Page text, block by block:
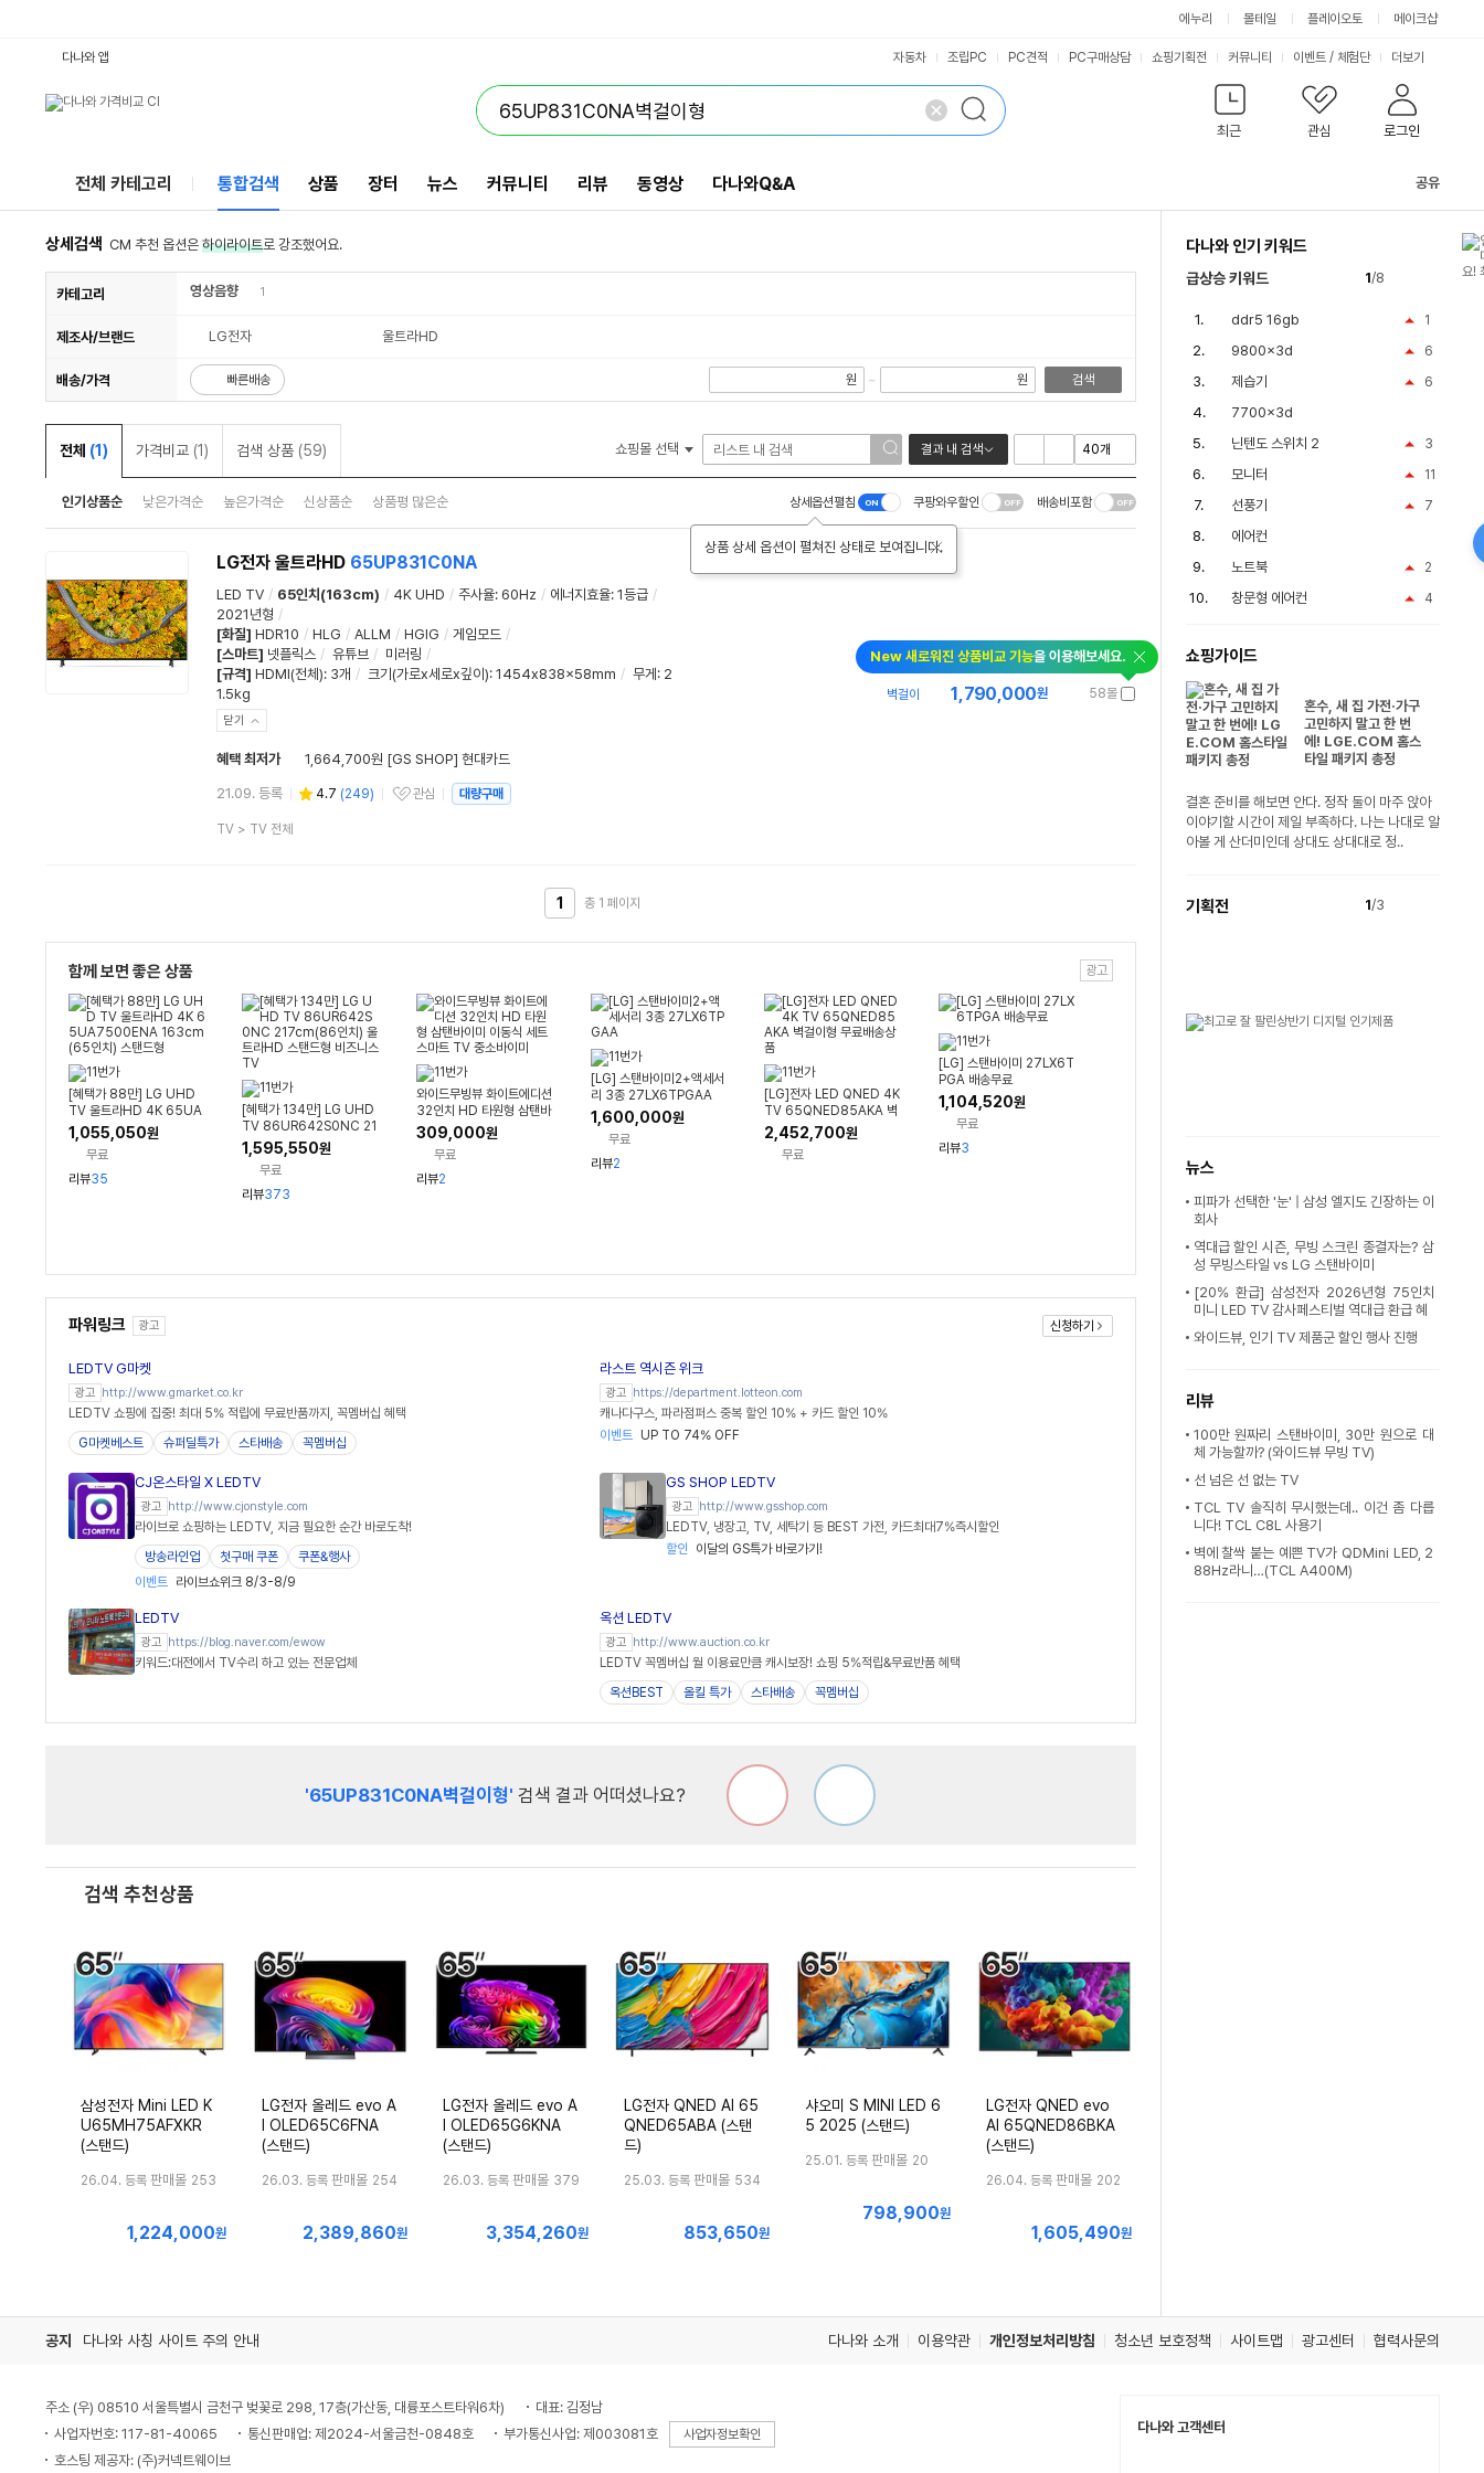
에누리 몰테일 플레이오토 메이크샵
최근 관심 로그인
다나와 앱 자동차 조립PC PC견적 PC구매상담 쇼핑기획전 커뮤니티 이벤트 / 체험단 더보기
전체 카테고리 통합검색 상품 장터 뉴스 커뮤니티 리뷰 동영상 다나와Q&A 공유
상세검색 CM 추천 옵션은 하이라이트로 강조했어요.
카테고리 영상음향 1
제조사/브랜드 LG전자 울트라HD
배송/가격 빠른배송 원 ~ 원 검색
전체 (1) 가격비교 (1) 검색 상품 (59) 쇼핑몰 선택 결과 내 검색
인기상품순 낮은가격순 높은가격순 신상품순 상품평 많은순 상세옵션펼침
상품 상세 옵션이 펼쳐진 상태로 보여집니다.
쿠팡와우할인 배송비포함
LG전자 울트라HD 65UP831C0NA
LED TV / 65인치(163cm) / 4K UHD / 주사율: 60Hz / 에너지효율: 1등급 /
2021년형 /
[화질] HDR10 / HLG / ALLM / HGIG / 게임모드 /
[스마트] 넷플릭스 / 유튜브 / 미러링 /
[규격] HDMI(전체): 3개 / 크기(가로x세로x깊이): 1454x838x58mm / 무게 : 2
1.5kg
닫기
혜택 최저가 1,664,700원 [GS SHOP] 현대카드
21.09. 등록 4.7 (249)
관심상품
관심 대량구매
상
TV> TV 전체
New 새로워진 상품비교 기능을 이용해보세요.
58몰
1,790,000원
벽걸이
1 총 1 페이지
함께 보면 좋은 상품 광고
[혜택가 88만] LG UHD
TV 울트라HD 4K 65UA
7500ENA 163cm(65
인치) 스탠드형
1,055,050원
무료
리뷰35
[혜택가 134만] LG UHD
TV 86UR642S0NC 21
7cm(86인치) 울트라HD
스탠드형 비즈니스 TV
1,595,550원
무료
리뷰373
와이드무빙뷰 화이트에디션
32인치 HD 타원형 삼탠바
이미 이동식 세트 스마트 T
V 중소바이미
309,000원
무료
리뷰2
[LG] 스탠바이미2+액세서
리 3종 27LX6TPGAA
1,600,000원
무료
리뷰2
[LG]전자 LED QNED 4K
TV 65QNED85AKA 벽
걸이형 무료배송상품
2,452,700원
무료
[LG] 스탠바이미 27LX6T
PGA 배송무료
1,104,520원
무료
리뷰3
파워링크 광고 신청하기
LEDTV G마켓
광고 http://www.gmarket.co.kr
LEDTV 쇼핑에 집중! 최대 5% 적립에 무료반품까지, 꼭멤버십 혜택
G마켓베스트
슈퍼딜특가 스타배송 꼭멤버십
라스트 역시즌 위크
광고 https://department.lotteon.com
캐나다구스, 파라점퍼스 중복 할인 10% + 카드 할인 10%
이벤트
UP TO 74% OFF
CJ온스타일 X LEDTV
광고 http://www.cjonstyle.com
라이브로 쇼핑하는 LEDTV, 지금 필요한 순간 바로도착!
방송라인업
첫구매 쿠폰
쿠폰&행사
이벤트
라이브쇼위크 8/3-8/9
GS SHOP LEDTV
광고 http://www.gsshop.com
LEDTV, 냉장고, TV, 세탁기 등 BEST 가전, 카드최대7%즉시할인
할인
이달의 GS특가 바로가기!
LEDTV
광고 https://blog.naver.com/ewow
키워드:대전에서 TV수리 하고 있는 전문업체
옥션 LEDTV
광고 http://www.auction.co.kr
LEDTV 꼭멤버십 월 이용료만큼 캐시보장! 쇼핑 5%적립&무료반품 혜택
옥션BEST
올킬 특가 스타배송 꼭멤버십
'65UP831C0NA벽걸이형' 검색 결과 어떠셨나요?
검색 추천상품
삼성전자 Mini LED K
U65MH75AFXKR
(스탠드)
26.04. 등록 판매몰 253
최1,224,000원
LG전자 올레드 evo A
I OLED65C6FNA
(스탠드)
26.03. 등록 판매몰 254
최
2,389,860원
LG전자 올레드 evo A
I OLED65G6KNA
(스탠드)
26.03. 등록 판매몰 379
최
3,354,260원
LG전자 QNED AI 65
QNED65ABA (스탠
드)
25.03. 등록 판매몰 534
최
853,650원
샤오미 S MINI LED 6
5 2025 (스탠드)
25.01. 등록 판매몰 20
최
798,900원
LG전자 QNED evo
AI 65QNED86BKA
(스탠드)
26.04. 등록 판매몰 202
최1,605,490원
다나와 인기 키워드
급상승 키워드 1/8
1
ddr5 16gb
6
9800x3d
6
제습기
7700x3d
3
닌텐도 스위치 2
11
모니터
7
선풍기
에어컨
2
노트북
4
창문형 에어컨
쇼핑가이드
혼수, 새 집 가전·가구
고민하지 말고 한 번
에! LGE.COM 홈스
타일 패키지 총정
결혼 준비를 해보면 안다. 정작 둘이 마주 앉아
이야기할 시간이 제일 부족하다. 나는 나대로 알
아볼 게 산더미인데 상대도 상대대로 정..
기획전 1/3
뉴스
피파가 선택한 '눈' | 삼성 엘지도 긴장하는 이
회사
역대급 할인 시즌, 무빙 스크린 종결자는? 삼
성 무빙스타일 vs LG 스탠바이미
[20% 환급] 삼성전자 2026년형 75인치
미니 LED TV 감사페스티벌 역대급 환급 혜
와이드뷰, 인기 TV 제품군 할인 행사 진행
리뷰
100만 원짜리 스탠바이미, 30만 원으로 대
체 가능할까? (와이드뷰 무빙 TV)
선 넘은 선 없는 TV
TCL TV 솔직히 무시했는데.. 이건 좀 다릅
니다! TCL C8L 사용기
벽에 찰싹 붙는 예쁜 TV가 QDMini LED, 2
88Hz라니…(TCL A400M)
공지 다나와 사칭 사이트 주의 안내 다나와 소개 이용약관 개인정보처리방침 청소년 보호정책 사이트맵 광고센터 협력사문의
주소 (우) 08510 서울특별시 금천구 벚꽃로 298, 17층(가산동, 대륭포스트타워6차)
대표: 김정남
사업자번호: 117-81-40065
통신판매업: 제2024-서울금천-0848호 부가통신사업: 제003081호 사업자정보확인
호스팅 제공자: (주)커넥트웨이브
다나와 고객센터